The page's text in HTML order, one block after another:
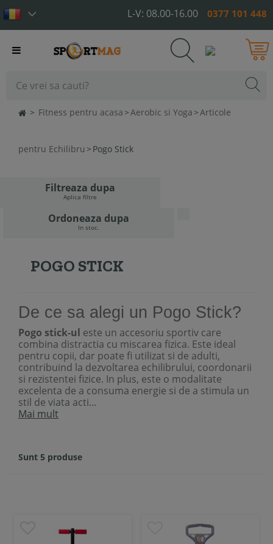
L-V: 08.00-16.00 0377 101 448
Toggle
> Fitness pentru acasa >Aerobic si Yoga >Articole
pentru Echilibru > Pogo Stick
Filtreaza dupa
Aplica filtre
Ordoneaza dupa
In stoc.
POGO STICK
De ce sa alegi un Pogo Stick?
Pogo stick-ul este un accesoriu sportiv care
combina distractia cu miscarea fizica. Este ideal
pentru copii, dar poate fi utilizat si de adulti,
contribuind la dezvoltarea echilibrului, coordonarii
si rezistentei fizice. In plus, este o modalitate
excelenta de a consuma energie si de a stimula un
stil de viata acti...
Mai mult
Sunt 5 produse